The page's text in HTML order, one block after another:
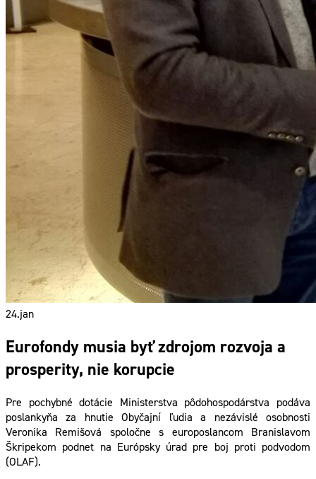
24.jan
Eurofondy musia byť zdrojom rozvoja a
prosperity, nie korupcie
Pre pochybné dotácie Ministerstva pôdohospodárstva podáva
poslankyňa za hnutie Obyčajní ľudia a nezávislé osobnosti
Veronika Remišová spoločne s europoslancom Branislavom
Škripekom podnet na Európsky úrad pre boj proti podvodom
(OLAF).